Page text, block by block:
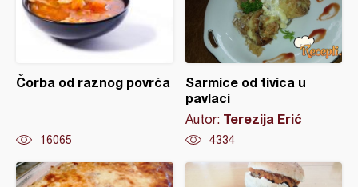
Čorba od raznog povrća
16065
Sarmice od tivica u
pavlaci
Autor: Terezija Erić
4334